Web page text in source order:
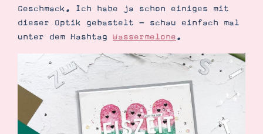
Angebote
Demonstrator werden
Blog
Gutscheine
Produkte erklärt
Über mich
Über Stampin’ Up!
Geschmack. Ich habe ja schon einiges mit
dieser Optik gebastelt - schau einfach mal
unter dem Hashtag Wassermelone.